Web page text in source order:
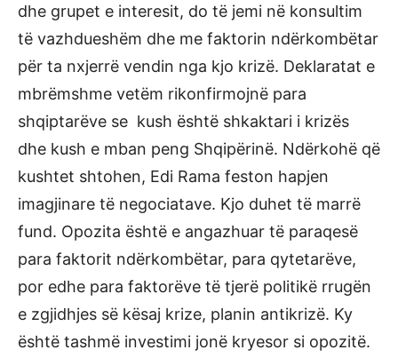
dhe grupet e interesit, do të jemi në konsultim
të vazhdueshëm dhe me faktorin ndërkombëtar
për ta nxjerrë vendin nga kjo krizë. Deklaratat e
mbrëmshme vetëm rikonfirmojnë para
shqiptarëve se kush është shkaktari i krizës
dhe kush e mban peng Shqipërinë. Ndërkohë që
kushtet shtohen, Edi Rama feston hapjen
imagjinare të negociatave. Kjo duhet të marrë
fund. Opozita është e angazhuar të paraqesë
para faktorit ndërkombëtar, para qytetarëve,
por edhe para faktorëve të tjerë politikë rrugën
e zgjidhjes së kësaj krize, planin antikrizë. Ky
është tashmë investimi jonë kryesor si opozitë.